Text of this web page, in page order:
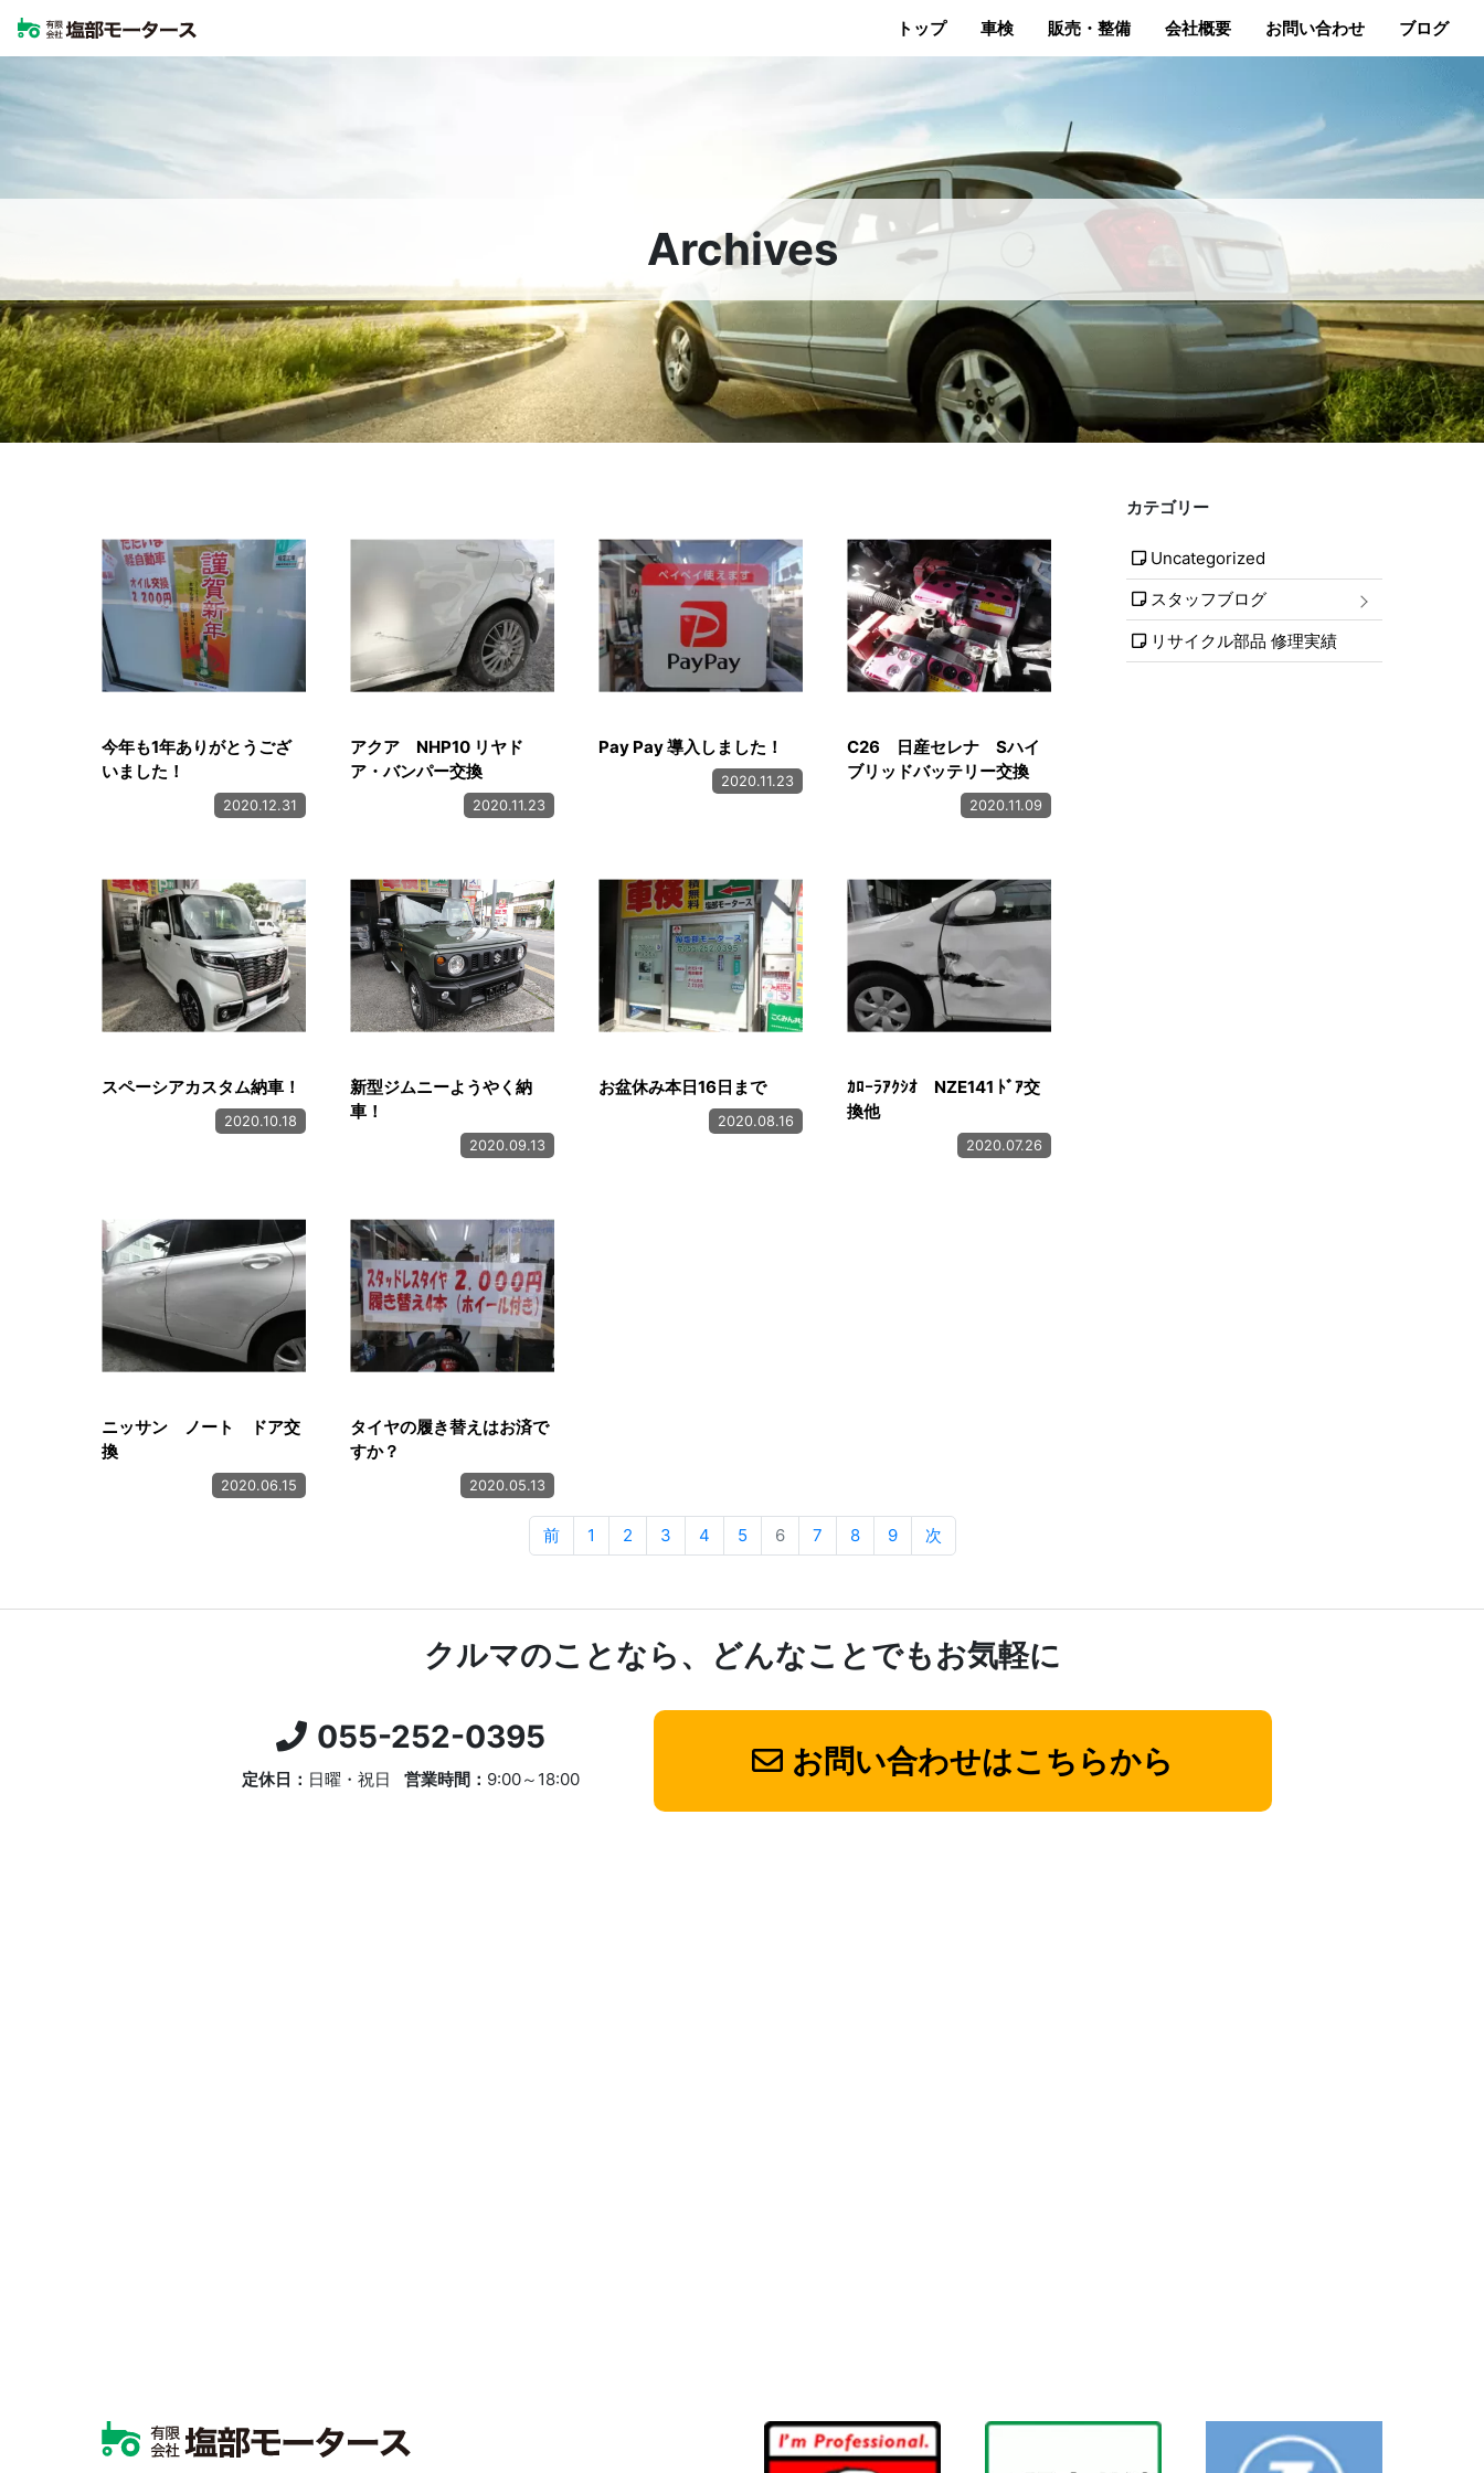
トップ 車検 販売・整備 会社概要 お問い合わせ ブログ
Archives
今年も1年ありがとうござ
いました！
2020.12.31
アクア NHP10 リヤド
ア・バンパー交換
2020.11.23
Pay Pay 導入しました！
2020.11.23
C26 日産セレナ Sハイ
ブリッドバッテリー交換
2020.11.09
スペーシアカスタム納車！
2020.10.18
新型ジムニーようやく納
車！
2020.09.13
お盆休み本日16日まで
2020.08.16
ｶﾛｰﾗｱｸｼｵ NZE141 ﾄﾞｱ交
換他
2020.07.26
ニッサン ノート ドア交
換
2020.06.15
タイヤの履き替えはお済で
すか？
2020.05.13
カテゴリー
Uncategorized
スタッフブログ
リサイクル部品 修理実績
前 1 2 3 4 5 6 7 8 9 次
クルマのことなら、どんなことでもお気軽に
055-252-0395
定休日： 日曜・祝日 営業時間： 9:00～18:00 お問い合わせはこちらから